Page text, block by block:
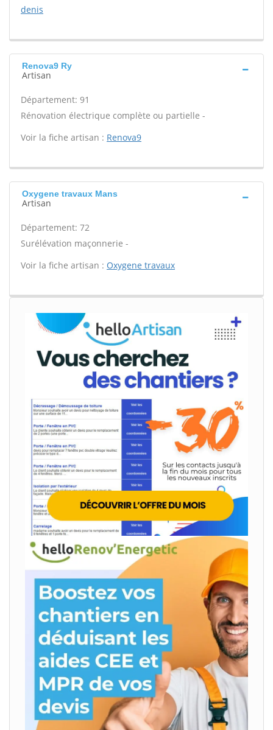
denis
Renova9 Ry
Artisan
Département: 91
Rénovation électrique complète ou partielle -
Voir la fiche artisan : Renova9
Oxygene travaux Mans
Artisan
Département: 72
Surélévation maçonnerie -
Voir la fiche artisan : Oxygene travaux